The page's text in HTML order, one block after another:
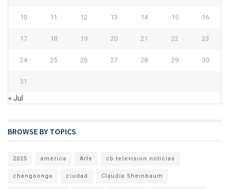
10 11 12 13 14 15 16
17 18 19 20 21 22 23
24 25 26 27 28 29 30
31
« Jul
BROWSE BY TOPICS
2025 america Arte cb television noticias
changoonga ciudad Claudia Sheinbaum